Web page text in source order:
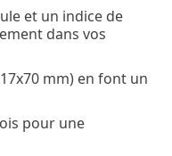
et un indice de
dans vos
mm) en font un
pour une